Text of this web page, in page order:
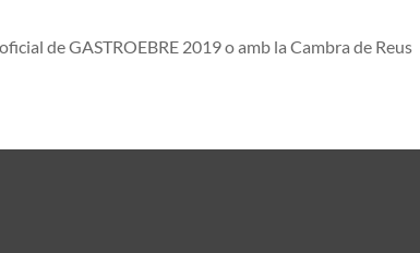
de GASTROEBRE 2019 o amb la Cambra de Reus